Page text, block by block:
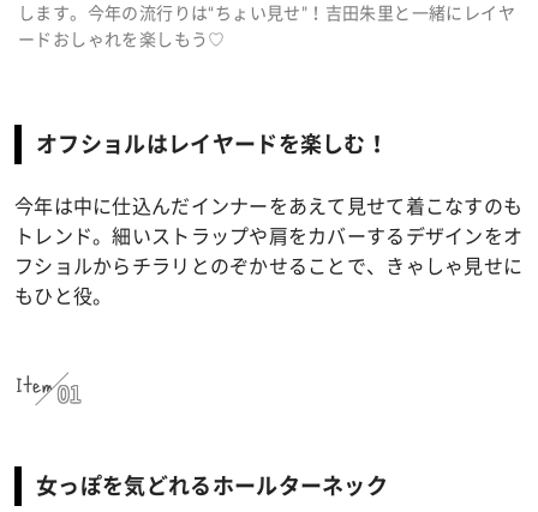
します。今年の流行りは“ちょい見せ”！吉田朱里と一緒にレイヤ
ードおしゃれを楽しもう♡
オフショルはレイヤードを楽しむ！
今年は中に仕込んだインナーをあえて見せて着こなすのも
トレンド。細いストラップや肩をカバーするデザインをオ
フショルからチラリとのぞかせることで、きゃしゃ見せに
もひと役。
Item 01
女っぽを気どれるホールターネック